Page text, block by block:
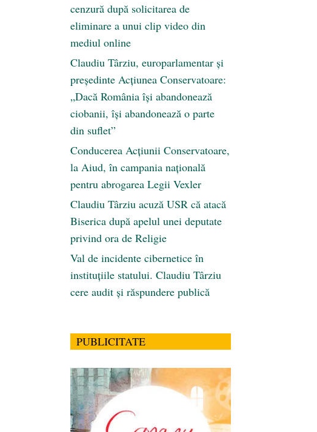
cenzură după solicitarea de
eliminare a unui clip video din
mediul online
Claudiu Târziu, europarlamentar și
președinte Acțiunea Conservatoare:
„Dacă România își abandonează
ciobanii, își abandonează o parte
din suflet”
Conducerea Acțiunii Conservatoare,
la Aiud, în campania națională
pentru abrogarea Legii Vexler
Claudiu Târziu acuză USR că atacă
Biserica după apelul unei deputate
privind ora de Religie
Val de incidente cibernetice în
instituțiile statului. Claudiu Târziu
cere audit și răspundere publică
PUBLICITATE